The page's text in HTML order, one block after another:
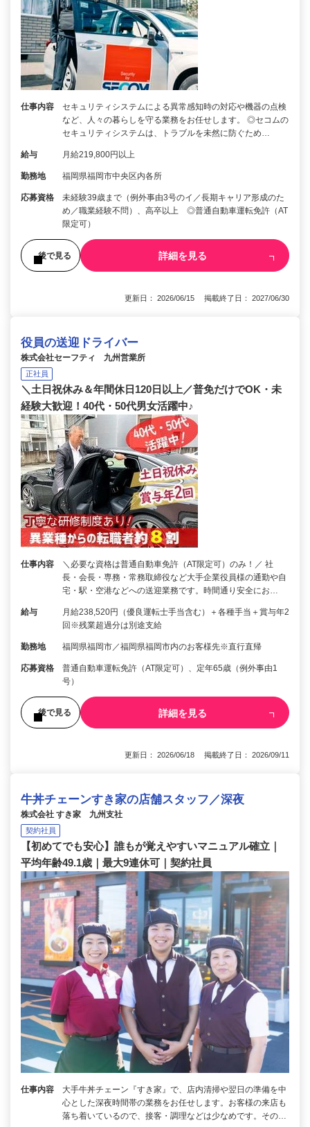
仕事内容
セキュリティシステムによる異常感知時の対応や機器の点検
など、人々の暮らしを守る業務をお任せします。 ◎セコムの
セキュリティシステムは、トラブルを未然に防ぐため…
給与 月給219,800円以上
勤務地 福岡県福岡市中央区内各所
応募資格
未経験39歳まで（例外事由3号のイ／長期キャリア形成のた
め／職業経験不問）、高卒以上 ◎普通自動車運転免許（AT
限定可）
後で見る 詳細を見る
更新日： 2026/06/15 掲載終了日： 2027/06/30
役員の送迎ドライバー
株式会社セーフティ 九州営業所
正社員
＼土日祝休み＆年間休日120日以上／普免だけでOK・未
経験大歓迎！40代・50代男女活躍中♪
仕事内容
＼必要な資格は普通自動車免許（AT限定可）のみ！／ 社
長・会長・専務・常務取締役など大手企業役員様の通勤や自
宅・駅・空港などへの送迎業務です。時間通り安全にお…
給与
月給238,520円（優良運転士手当含む）＋各種手当＋賞与年2
回※残業超過分は別途支給
勤務地 福岡県福岡市／福岡県福岡市内のお客様先※直行直帰
応募資格
普通自動車運転免許（AT限定可）、定年65歳（例外事由1
号）
後で見る 詳細を見る
更新日： 2026/06/18 掲載終了日： 2026/09/11
牛丼チェーンすき家の店舗スタッフ／深夜
株式会社 すき家 九州支社
契約社員
【初めてでも安心】誰もが覚えやすいマニュアル確立｜
平均年齢49.1歳｜最大9連休可｜契約社員
仕事内容
大手牛丼チェーン『すき家』で、店内清掃や翌日の準備を中
心とした深夜時間帯の業務をお任せします。お客様の来店も
落ち着いているので、接客・調理などは少なめです。その…